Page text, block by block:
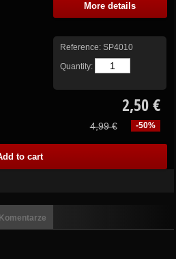
More details
Reference: SP4010
Quantity:
2,50 €
-50%
4,99 €
Komentarze